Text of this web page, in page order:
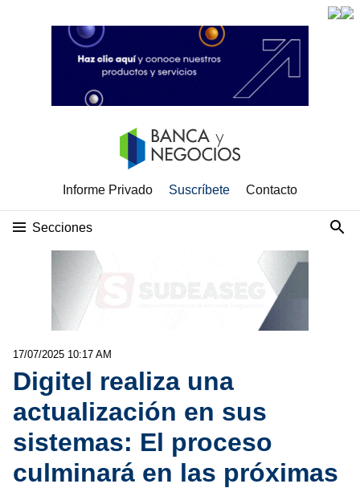
Informe Privado Suscríbete Contacto
Secciones
17/07/2025 10:17 AM
Digitel realiza una
actualización en sus
sistemas: El proceso
culminará en las próximas